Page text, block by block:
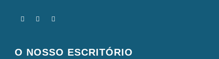
O NOSSO ESCRITÓRIO